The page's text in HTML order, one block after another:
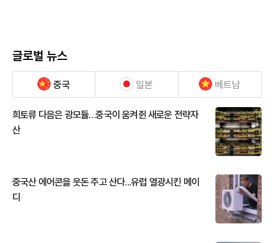
글로벌 뉴스
중국 일본 베트남
희토류 다음은 광모듈…중국이 움켜쥔 새로운 전략자
산
중국산 에어콘을 웃돈 주고 산다...유럽 열광시킨 메이
디